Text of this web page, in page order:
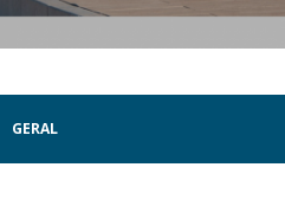
GERAL